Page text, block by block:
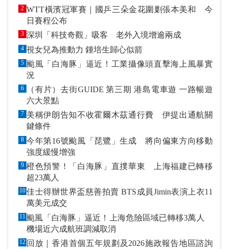
2 WTT橫濱冠軍賽｜國乒三朵金花圍剿張本美和 今
日賽程公布
3 深圳「科技奇觀」吸客 老外入境增逾兩成
4 視女兒為推動力 鍾培生歸心似箭
5 颱風「白海豚」逼近！工業攝像頭直擊海上風暴實
況
6
（有片）去街GUIDE 第三期 港島電車遊 一路暢遊
六大景點
7 美稱伊朗告知不收霍爾木茲通行費 伊提出通航關
鍵條件
8 今年第16號颱風「琵鷺」生成 將向偏東方向移動
強度緩慢增強
9 橙色預警！「白海豚」直撲華東 上海福建已轉移
超23萬人
10佳士得辦世界盃慈善拍賣 BTS成員Jimin表演上衣11
萬美元成交
11 颱風「白海豚」逼近！上海危險區域已轉移3萬人
機場近六成航班調減取消
12 回放｜香港首個五年規劃及2026施政報告地區諮詢